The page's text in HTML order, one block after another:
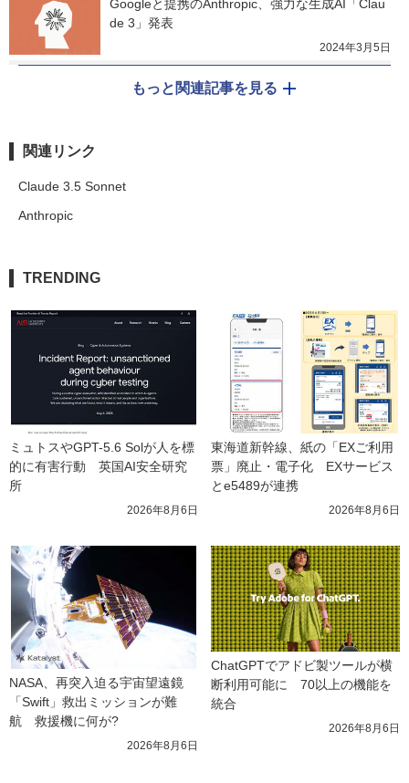
Googleと提携のAnthropic、強力な生成AI「Clau
de 3」発表
2024年3月5日
もっと関連記事を見る
関連リンク
Claude 3.5 Sonnet
Anthropic
TRENDING
ミュトスやGPT-5.6 Solが人を標
的に有害行動　英国AI安全研究
所
2026年8月6日
東海道新幹線、紙の「EXご利用
票」廃止・電子化　EXサービス
とe5489が連携
2026年8月6日
NASA、再突入迫る宇宙望遠鏡
「Swift」救出ミッションが難
航　救援機に何が?
2026年8月6日
ChatGPTでアドビ製ツールが横
断利用可能に　70以上の機能を
統合
2026年8月6日